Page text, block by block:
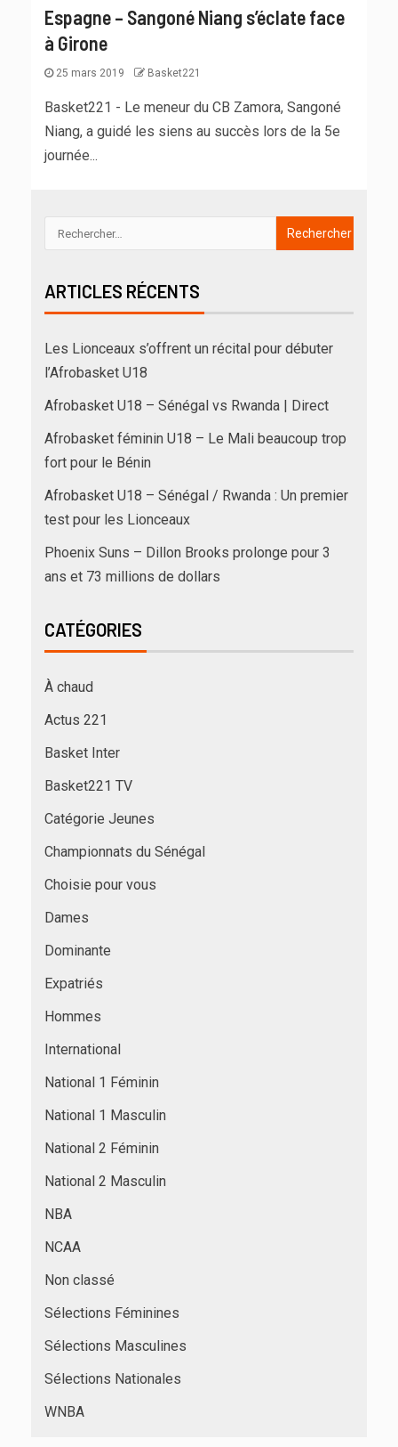
Espagne – Sangoné Niang s’éclate face
à Girone
25 mars 2019 Basket221
Basket221 - Le meneur du CB Zamora, Sangoné
Niang, a guidé les siens au succès lors de la 5e
journée...
ARTICLES RÉCENTS
Les Lionceaux s’offrent un récital pour débuter
l’Afrobasket U18
Afrobasket U18 – Sénégal vs Rwanda | Direct
Afrobasket féminin U18 – Le Mali beaucoup trop
fort pour le Bénin
Afrobasket U18 – Sénégal / Rwanda : Un premier
test pour les Lionceaux
Phoenix Suns – Dillon Brooks prolonge pour 3
ans et 73 millions de dollars
CATÉGORIES
À chaud
Actus 221
Basket Inter
Basket221 TV
Catégorie Jeunes
Championnats du Sénégal
Choisie pour vous
Dames
Dominante
Expatriés
Hommes
International
National 1 Féminin
National 1 Masculin
National 2 Féminin
National 2 Masculin
NBA
NCAA
Non classé
Sélections Féminines
Sélections Masculines
Sélections Nationales
WNBA